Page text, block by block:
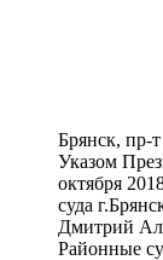
Брянск, пр-
Указом
октября
суда
Дмитрий
Районные